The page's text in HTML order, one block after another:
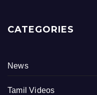
CATEGORIES
News
Tamil Videos